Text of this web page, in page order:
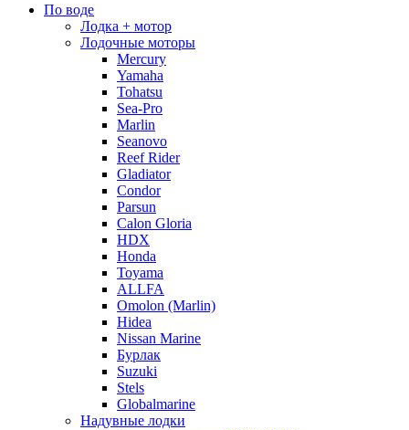
По воде
Лодка + мотор
Лодочные моторы
Mercury
Yamaha
Tohatsu
Sea-Pro
Marlin
Seanovo
Reef Rider
Gladiator
Condor
Parsun
Calon Gloria
HDX
Honda
Toyama
ALLFA
Omolon (Marlin)
Hidea
Nissan Marine
Бурлак
Suzuki
Stels
Globalmarine
Надувные лодки